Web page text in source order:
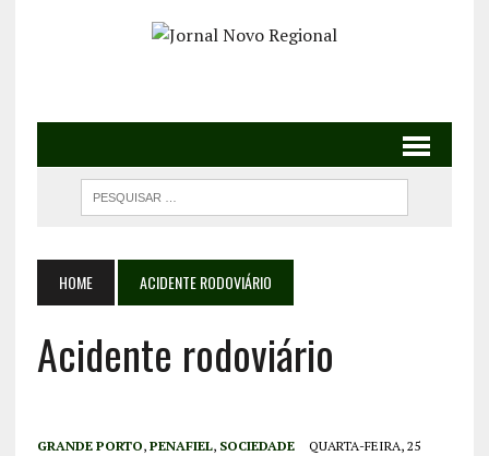
HOME ACIDENTE RODOVIÁRIO
Acidente rodoviário
GRANDE PORTO, PENAFIEL, SOCIEDADE
QUARTA-FEIRA, 25